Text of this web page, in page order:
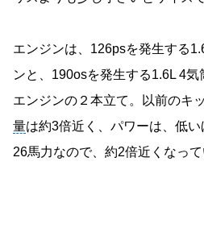
エンジンは、126psを発生する
ンと、190osを発生する1.6L 4気
エンジンの２本立て。以前のキ
量は約3倍近く、パワーは、低
26馬力なので、約2倍近くなって